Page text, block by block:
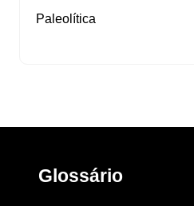
Paleolítica
Glossário